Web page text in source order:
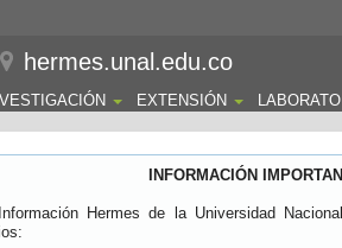
hermes.unal.edu.co
EXTENSIÓN
INFORMACIÓN
Hermes de la Universidad